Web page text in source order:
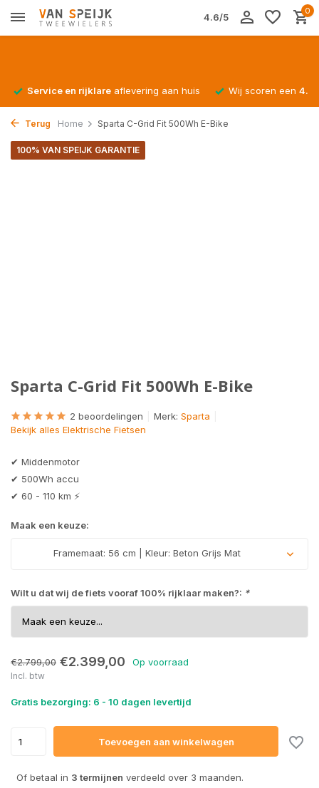
4.6/5
0
Service en rijklare aflevering aan huis Wij scoren een
Terug Home Sparta C-Grid Fit 500Wh E-Bike
Sparta C-Grid Fit 500Wh E-Bike
100% VAN SPEIJK GARANTIE
2 beoordelingen Merk: Sparta
Bekijk alles Elektrische Fietsen
✔ Middenmotor
✔ 500Wh accu
✔ 60 - 110 km ⚡
Maak een keuze:
Framemaat: 56 cm | Kleur: Beton Grijs Mat
Wilt u dat wij de fiets vooraf 100% rijklaar maken?: *
€2.799,00 €2.399,00 Op voorraad
Incl. btw
Gratis bezorging: 6 - 10 dagen levertijd
Toevoegen aan winkelwagen
Of betaal in 3 termijnen verdeeld over 3 maanden.